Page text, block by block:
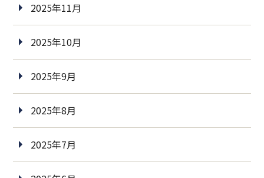
2025年11月
2025年10月
2025年9月
2025年8月
2025年7月